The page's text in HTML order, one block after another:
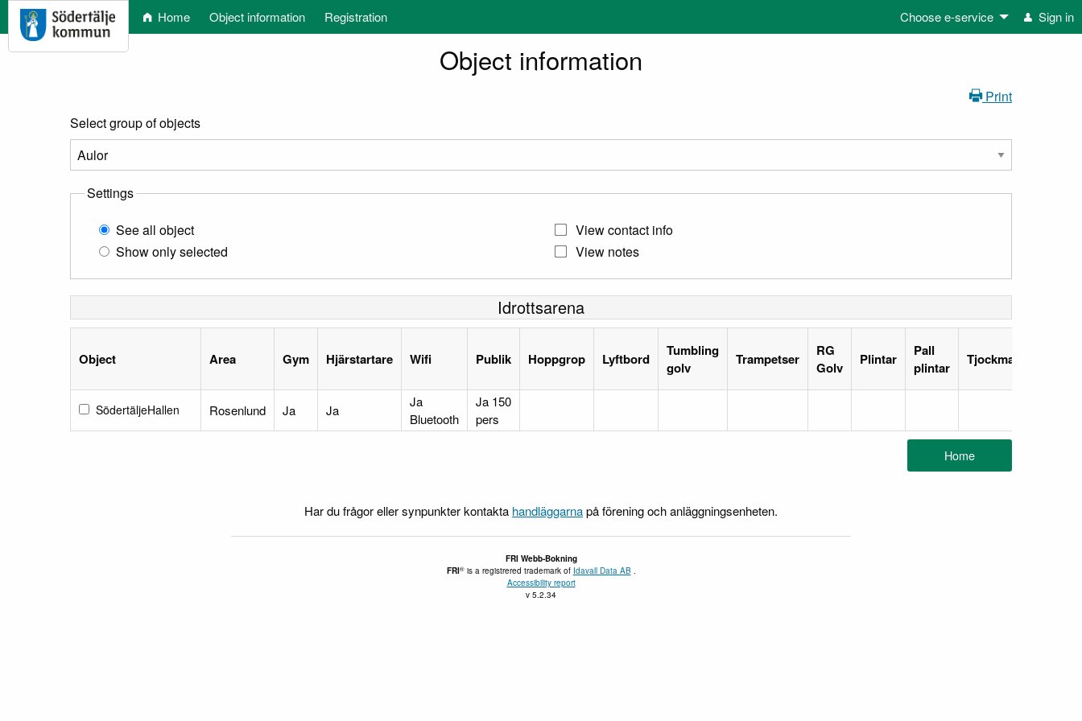
Home Object information Registration Choose e-service Sign in
Object information
Print
Select group of objects
Settings
See all object
Show only selected
View contact info
View notes
Idrottsarena
Object Area Gym Hjärstartare Wifi Publik Hoppgrop Lyftbord
Tumbling
golv
Trampetser
RG
Golv
Plintar
Pall
plintar
Tjockmattor
SödertäljeHallen Rosenlund Ja Ja
Ja
Bluetooth
Ja 150
pers
Har du frågor eller synpunkter kontakta handläggarnapå förening och anläggningsenheten.
FRI Webb-Bokning
FRI® is a registrered trademark of Idavall Data AB .
Accessibility report
v 5.2.34